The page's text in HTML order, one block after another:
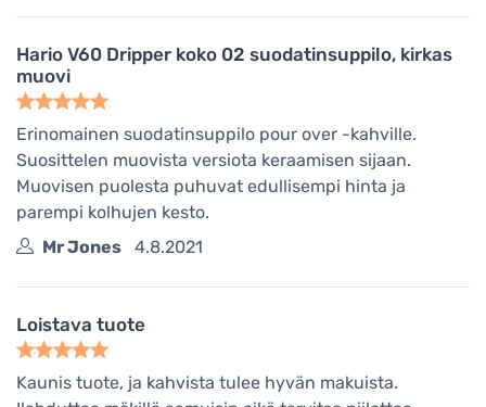
Hario V60 Dripper koko 02 suodatinsuppilo, kirkas
muovi
Erinomainen suodatinsuppilo pour over -kahville.
Suosittelen muovista versiota keraamisen sijaan.
Muovisen puolesta puhuvat edullisempi hinta ja
parempi kolhujen kesto.
Mr Jones
4.8.2021
Loistava tuote
Kaunis tuote, ja kahvista tulee hyvän makuista.